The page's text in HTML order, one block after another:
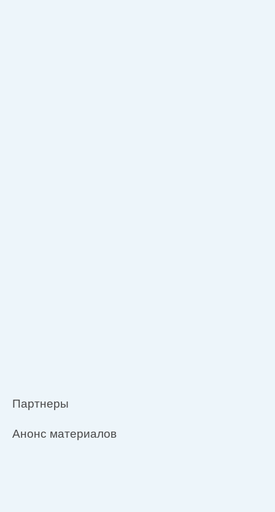
Партнеры
Анонс материалов